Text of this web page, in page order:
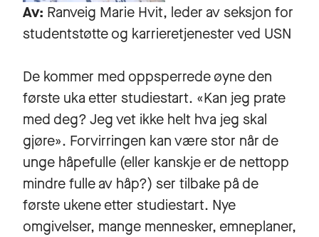
Av: Ranveig Marie Hvit, leder av seksjon for
studentstøtte og karrieretjenester ved USN
De kommer med oppsperrede øyne den
første uka etter studiestart. «Kan jeg prate
med deg? Jeg vet ikke helt hva jeg skal
gjøre». Forvirringen kan være stor når de
unge håpefulle (eller kanskje er de nettopp
mindre fulle av håp?) ser tilbake på de
første ukene etter studiestart. Nye
omgivelser, mange mennesker, emneplaner,